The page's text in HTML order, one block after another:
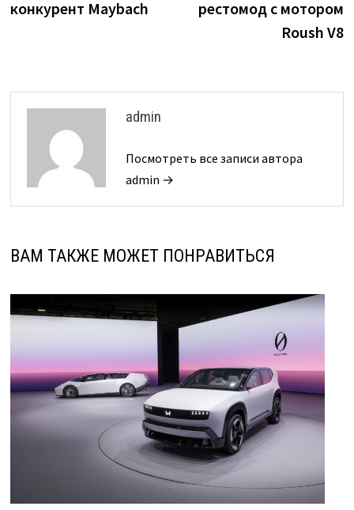
конкурент Maybach
рестомод с мотором
Roush V8
admin
Посмотреть все записи автора
admin →
ВАМ ТАКЖЕ МОЖЕТ ПОНРАВИТЬСЯ